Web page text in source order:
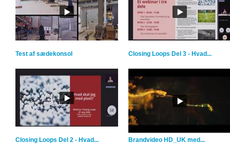
Test af sædekonsol Closing Loops Del 3 - Hvad...
Closing Loops Del 2 - Hvad... Brandvideo HD_UK med...